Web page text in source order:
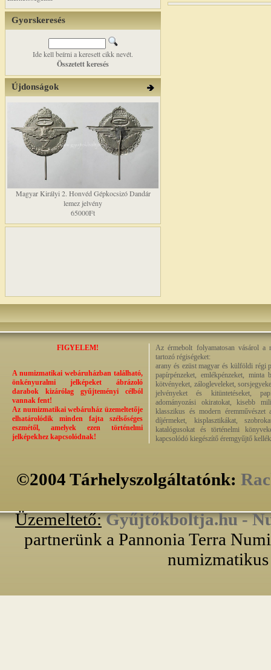
Gyorskeresés
Ide kell beírni a keresett cikk nevét.
Összetett keresés
Újdonságok
Magyar Királyi 2. Honvéd Gépkocsizó Dandár
lemez jelvény
65000Ft
FIGYELEM!
A numizmatikai webáruházban található,
önkényuralmi jelképeket ábrázoló
darabok kizárólag gyűjteményi célból
vannak fent!
Az numizmatikai webáruház üzemeltetője
elhatárolódik minden fajta szélsőséges
eszmétől, amelyek ezen történelmi
jelképekhez kapcsolódnak!
Az érmebolt folyamatosan vásárol a
tartozó régiségeket:
arany és ezüst magyar és külföldi régi
papírpénzeket, emlékpénzeket, minta
kötvényeket, zálogleveleket,
jelvényeket és kitüntetéseket,
adományozási okiratokat, kisebb
klasszikus és modern éremművészet
díjérmeket, kisplasztikákat,
katalógusokat és történelmi
kapcsolódó kiegészítő éremgyűjtő
©2004 Tárhelyszolgáltatónk:
Üzemeltető: Gyűjtőkboltja.hu -
partnerünk a Pannonia Terra
numizmatikus